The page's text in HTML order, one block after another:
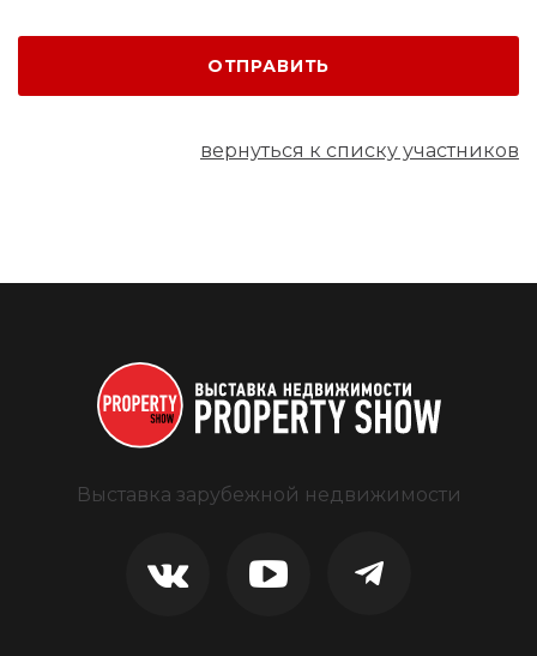
ОТПРАВИТЬ
вернуться к списку участников
Выставка зарубежной недвижимости